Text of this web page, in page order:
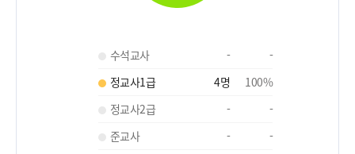
수석교사 -
-
정교사1급
4명 100%
정교사2급
-
-
준교사
-
-